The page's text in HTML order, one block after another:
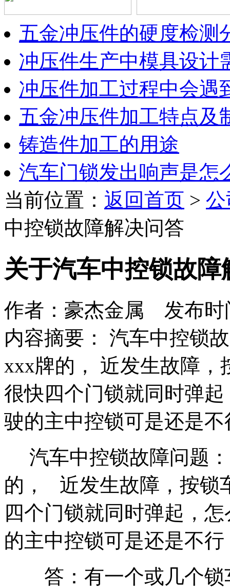
五金冲压件的硬度检测
冲压件生产中模具设计
冲压件加工过程中会遇
五金冲压件加工特点及
铸造件加工的用途
汽车门锁发出响声是怎
当前位置： 返回首页 >
中控锁故障解决问答
关于汽车中控锁故障
作者：豪杰金属 发布时
内容摘要： 汽车中控锁
xxx牌的， 近发生故障，
很快四个门锁就同时弹
驶的主中控锁可是还是
汽车中控锁故障问题
的， 近发生故障，按锁
四个门锁就同时弹起，
的主中控锁可是还是不
答：有一个或几个锁